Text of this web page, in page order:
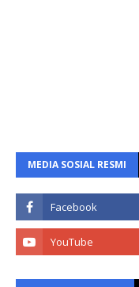
MEDIA SOSIAL RESMI